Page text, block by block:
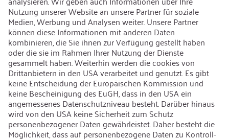
Offene Jobs
Kontakt
iSi Group
Produktkatalog
Garantieerweiterung
Unternehmenspolitik
Hinweisgebersystem
Code of Conduct